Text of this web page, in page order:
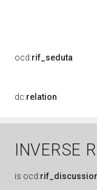
ocd:rif_seduta
dc:relation
INVERSE
is ocd: